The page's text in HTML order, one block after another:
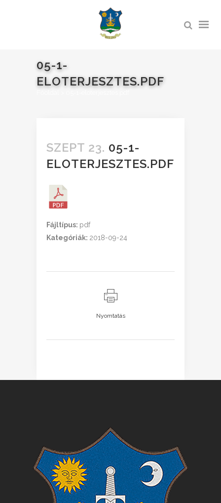
05-1-
ELOTERJESZTES.PDF
SZEPT 23. 05-1-
ELOTERJESZTES.PDF
Fájltípus: pdf
Kategóriák: 2018-09-24
Nyomtatás